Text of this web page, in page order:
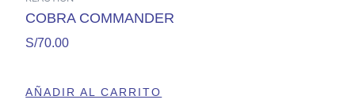
COBRA COMMANDER
S/70.00
AÑADIR AL CARRITO